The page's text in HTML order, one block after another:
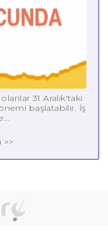
31 Aralık'taki
başlatabilir. İş
>>